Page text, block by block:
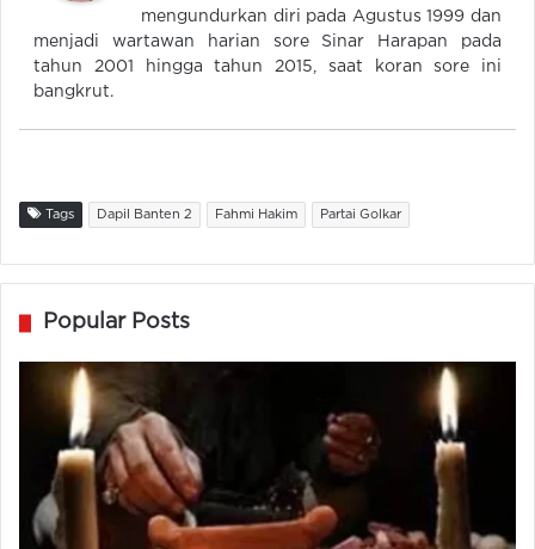
mengundurkan diri pada Agustus 1999 dan
menjadi wartawan harian sore Sinar Harapan pada
tahun 2001 hingga tahun 2015, saat koran sore ini
bangkrut.
Tags Dapil Banten 2 Fahmi Hakim Partai Golkar
Popular Posts